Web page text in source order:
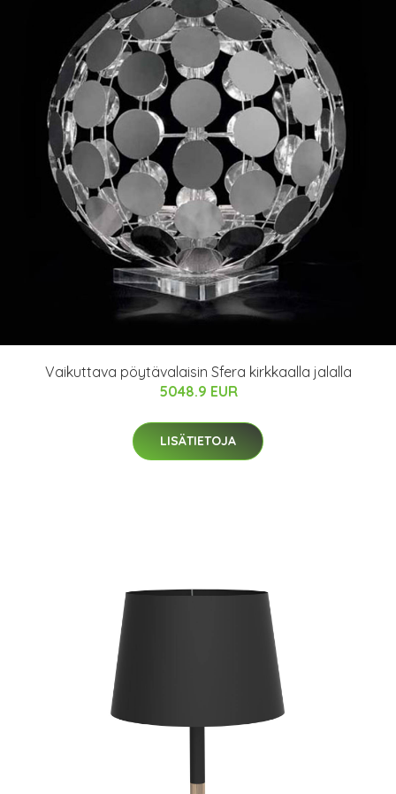
Vaikuttava pöytävalaisin Sfera kirkkaalla jalalla
5048.9 EUR
LISÄTIETOJA